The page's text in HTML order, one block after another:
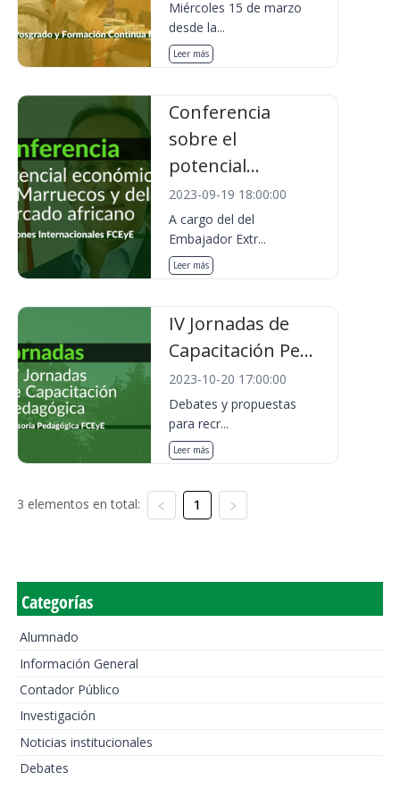
Miércoles 15 de marzo
desde la...
Leer más
Conferencia
sobre el
potencial...
2023-09-19 18:00:00
A cargo del del
Embajador Extr...
Leer más
IV Jornadas de
Capacitación Pe...
2023-10-20 17:00:00
Debates y propuestas
para recr...
Leer más
3 elementos en total: 1
Categorías
Alumnado
Información General
Contador Público
Investigación
Noticias institucionales
Debates